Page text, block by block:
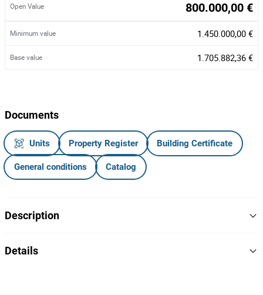
Open Value 800.000,00 €
Minimum value 1.450.000,00 €
Base value 1.705.882,36 €
Documents
Units Property Register Building Certificate
General conditions Catalog
Description
situada na Rua D. Josefina da Fonseca, na periferia de Oliveira
Details